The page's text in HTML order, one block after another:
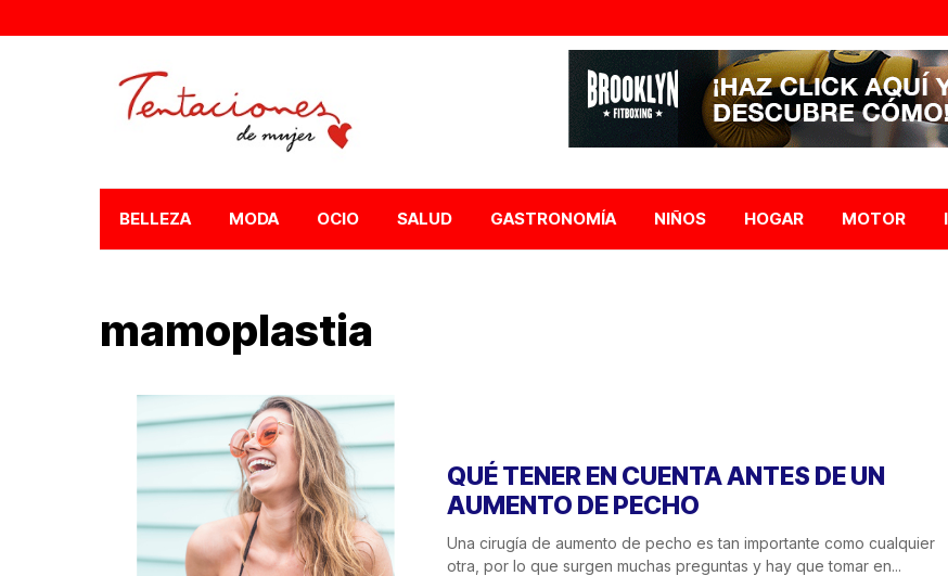
BELLEZA MODA OCIO SALUD GASTRONOMÍA NIÑOS HOGAR MOTOR
mamoplastia
QUÉ TENER EN CUENTA ANTES DE UN
AUMENTO DE PECHO
Una cirugía de aumento de pecho es tan importante como cualquier
otra, por lo que surgen muchas preguntas y hay que tomar en...